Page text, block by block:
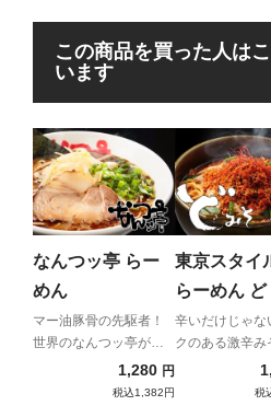
この商品を買った人は
います
なんつッ亭 らー
めん
マー油豚骨の先駆者！
世界のなんつッ亭が通
1,280 円
税込1,382円
東京スタイ
らーめん ど
そ みそオロ
ンらーめん
辛いだけじゃな
クのある激辛み
チョンラーメン
税